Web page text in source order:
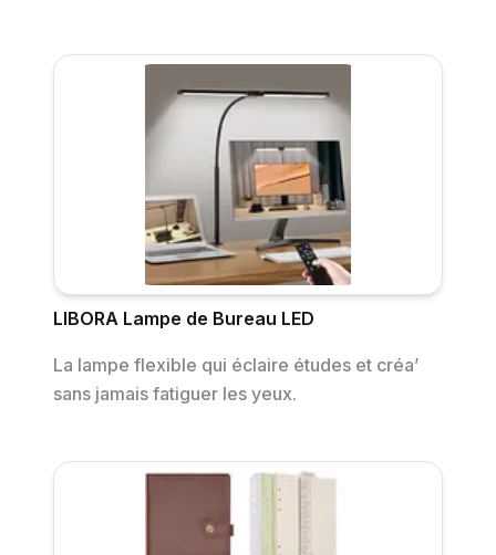
LIBORA Lampe de Bureau LED
La lampe flexible qui éclaire études et créa’
sans jamais fatiguer les yeux.